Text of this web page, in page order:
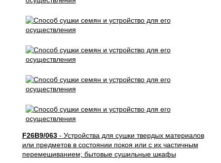
F26B9/063- Устройства для сушки твердых материалов
или предметов в состоянии покоя или с их частичным
перемешиванием; бытовые сушильные шкафы